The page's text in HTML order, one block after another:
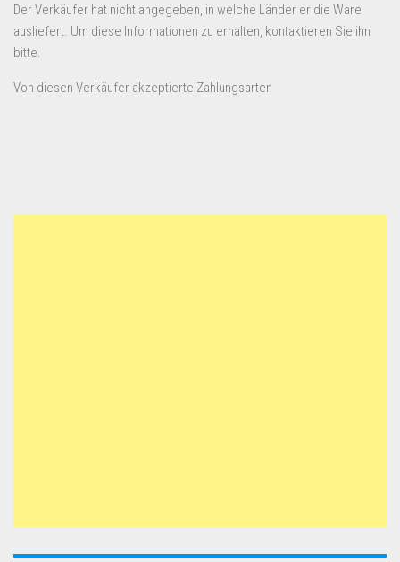
Der Verkäufer hat nicht angegeben, in welche Länder er die Ware
ausliefert. Um diese Informationen zu erhalten, kontaktieren Sie ihn
bitte.
Von diesen Verkäufer akzeptierte Zahlungsarten